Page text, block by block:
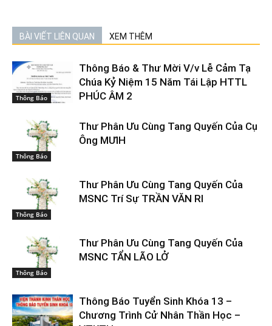
BÀI VIẾT LIÊN QUAN XEM THÊM
Thông Báo
Thông Báo & Thư Mời V/v Lễ Cảm Tạ
Chúa Kỷ Niệm 15 Năm Tái Lập HTTL
PHÚC ÂM 2
Thông Báo
Thư Phân Ưu Cùng Tang Quyến Của Cụ
Ông MƯIH
Thông Báo
Thư Phân Ưu Cùng Tang Quyến Của
MSNC Trí Sự TRẦN VĂN RI
Thông Báo
Thư Phân Ưu Cùng Tang Quyến Của
MSNC TẨN LÃO LỞ
Thông Báo Tuyển Sinh Khóa 13 –
Chương Trình Cử Nhân Thần Học –